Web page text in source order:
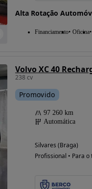
Alta Rotação
Financiamento Oficina
238 cv
Promovido
97 260 km
Automática
Silvares (Braga)
Profissional • Para o